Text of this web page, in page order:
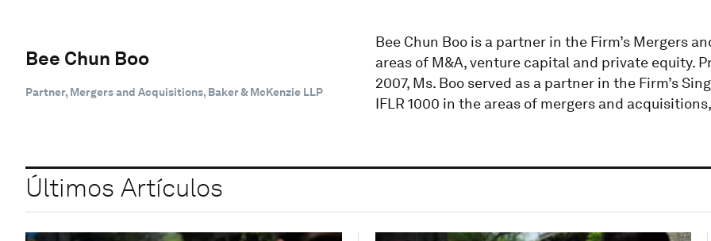
Bee Chun Boo
Partner, Mergers and Acquisitions, Baker & McKenzie LLP
Bee Chun Boo is a partner in the Firm’s Mergers
areas of M&A, venture capital and private equity.
2007, Ms. Boo served as a partner in the Firm’s
IFLR 1000 in the areas of mergers and
Últimos Artículos